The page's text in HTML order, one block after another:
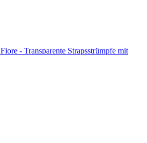
Fiore - Transparente Strapsstrümpfe mit